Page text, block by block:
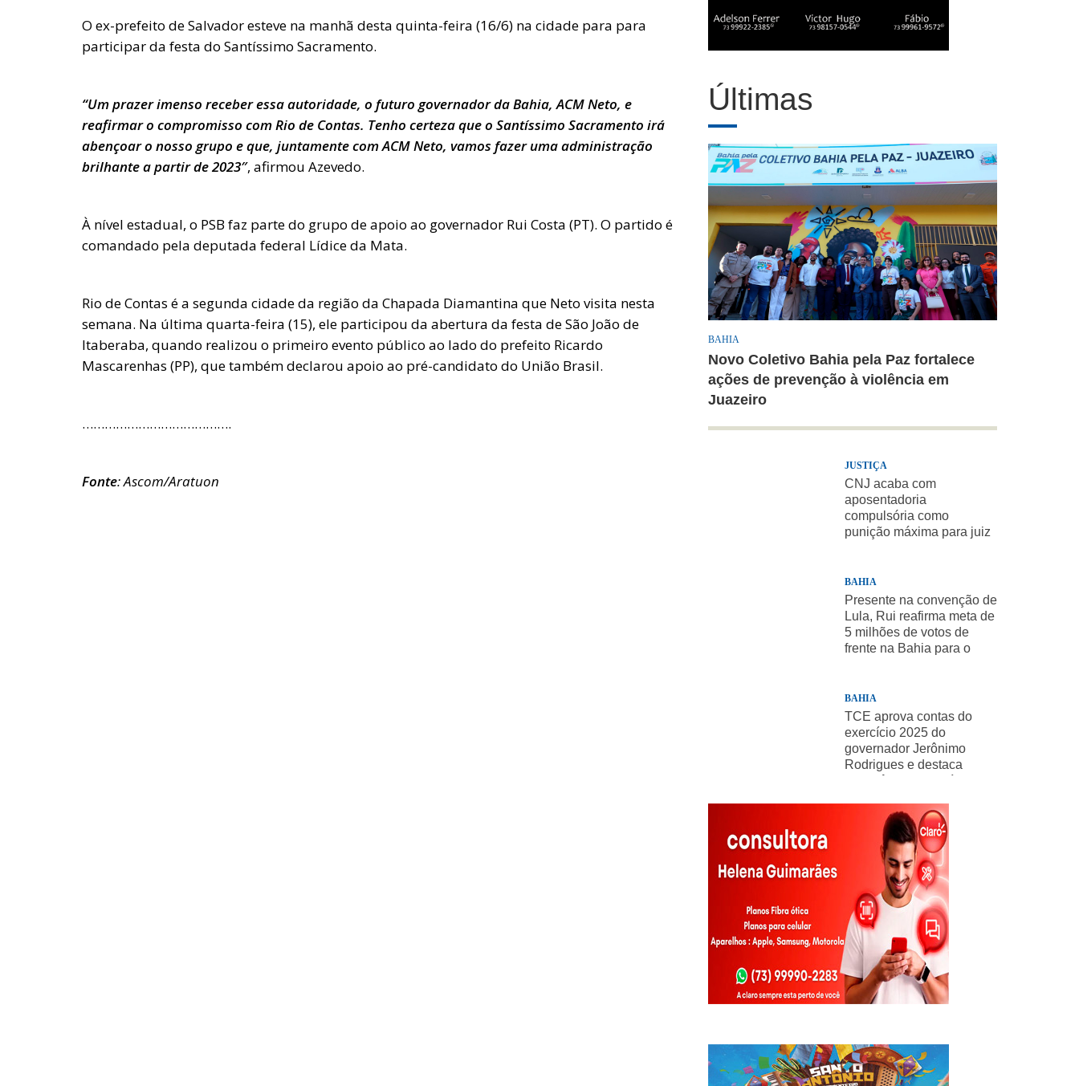
O ex-prefeito de Salvador esteve na manhã desta quinta-feira (16/6) na cidade para para
participar da festa do Santíssimo Sacramento.
“Um prazer imenso receber essa autoridade, o futuro governador da Bahia, ACM Neto, e
reafirmar o compromisso com Rio de Contas. Tenho certeza que o Santíssimo Sacramento irá
abençoar o nosso grupo e que, juntamente com ACM Neto, vamos fazer uma administração
brilhante a partir de 2023″, afirmou Azevedo.
À nível estadual, o PSB faz parte do grupo de apoio ao governador Rui Costa (PT). O partido é
comandado pela deputada federal Lídice da Mata.
Rio de Contas é a segunda cidade da região da Chapada Diamantina que Neto visita nesta
semana. Na última quarta-feira (15), ele participou da abertura da festa de São João de
Itaberaba, quando realizou o primeiro evento público ao lado do prefeito Ricardo
Mascarenhas (PP), que também declarou apoio ao pré-candidato do União Brasil.
………………………………….
Fonte: Ascom/Aratuon
Últimas
BAHIA
Novo Coletivo Bahia pela Paz fortalece
ações de prevenção à violência em
Juazeiro
JUSTIÇA
CNJ acaba com
aposentadoria
compulsória como
punição máxima para juiz
BAHIA
Presente na convenção de
Lula, Rui reafirma meta de
5 milhões de votos de
frente na Bahia para o
BAHIA
TCE aprova contas do
exercício 2025 do
governador Jerônimo
Rodrigues e destaca